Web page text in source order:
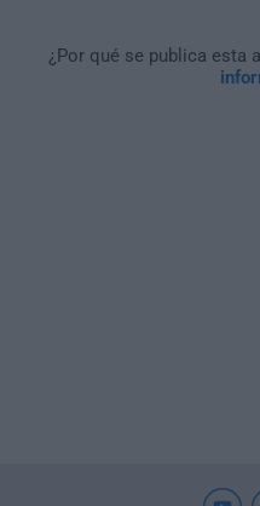
¿Por qué se publica esta